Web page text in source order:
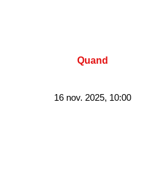
Quand
16 nov. 2025, 10:00